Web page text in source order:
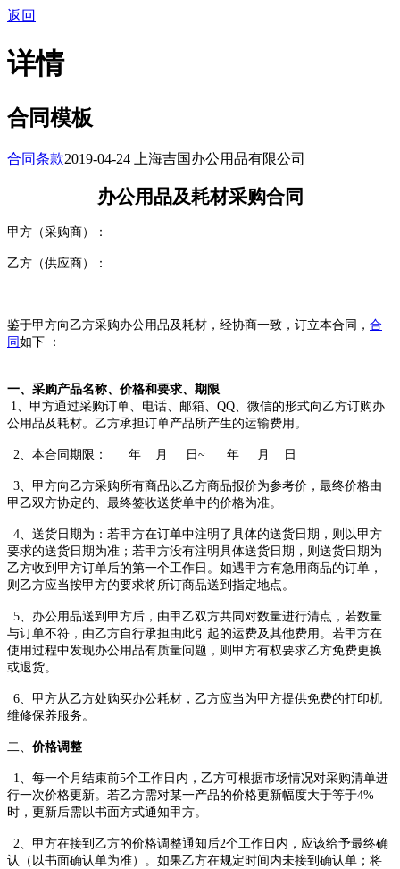
返回
详情
合同模板
合同条款2019-04-24 上海吉国办公用品有限公司
办公用品及耗材采购合同
甲方 （采购商） ：
乙方 （供应商） ：
鉴于甲方向乙方采购办公用品及耗材 ， 经协商一致 ， 订立本合同， 合
同 如下 ：
一、采购产品名称、价格和要求、期限
1
、甲方通过采购订单、电话、邮箱、 QQ 微信的形式向乙方订购办
公用品及耗材。乙方承担订单产品所产生的运输费用。
2 、本合同期限： 年 月 日 ~ 年 月 日
3 、甲方向乙方采购所有商品以乙方商品报价为参考价，最终价格由
甲乙双方协定的、 最终签收送货单中的价格为准。
4 送货 日期 为 ：若甲方在订单中注明 了具体的送货日期，则 以 甲方
要求的送货日期 为准 ； 若甲方没有注明具体送货日期 ，则送货日期为
乙方收到甲方订单后的第一个工作日 。 如遇甲方有急用商品的订单，
则 乙方应当按甲方的要求将所订商品送到指定地点。
5 办公用品送到甲方后，由甲乙双方共同对数量进行清点 ， 若数量
与订单不符 ，由乙方自行承担 由此引起的运费及其他费用 。若甲方在
使用过程中发现办公用品有质量问题 ，则甲方有权要求乙方免费更换
或退货。
6 、甲方从乙方处购买办公耗材，乙方应当为甲方提供免费的打印机
维修保养服务。
二、 价格调整
1 、每一个月结束前5个工作日内，乙方可根据市场情况对采购清单进
行一次价格更新。若乙方需对某一产品的价格更新幅度大于等于4%
时，更新后需以书面方式通知甲方。
2 、甲方在接到乙方的价格调整通知后2个工作日内，应该给予最终确
认（以书面确认单为准）。如果乙方在规定时间内未接到确认单；将